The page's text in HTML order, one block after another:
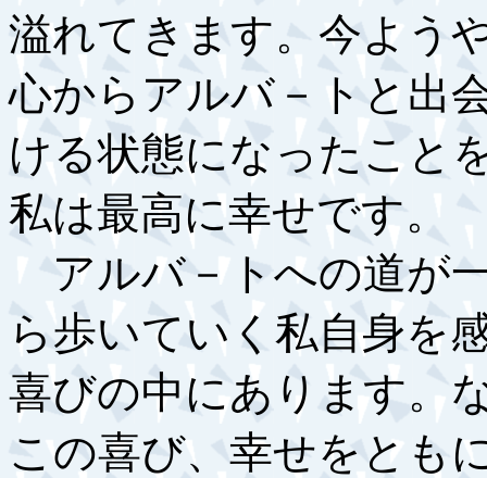
溢れてきます。今よう
心からアルバ－トと出
ける状態になったこと
私は最高に幸せです。
アルバ－トへの道が
ら歩いていく私自身を
喜びの中にあります。
この喜び、幸せをとも